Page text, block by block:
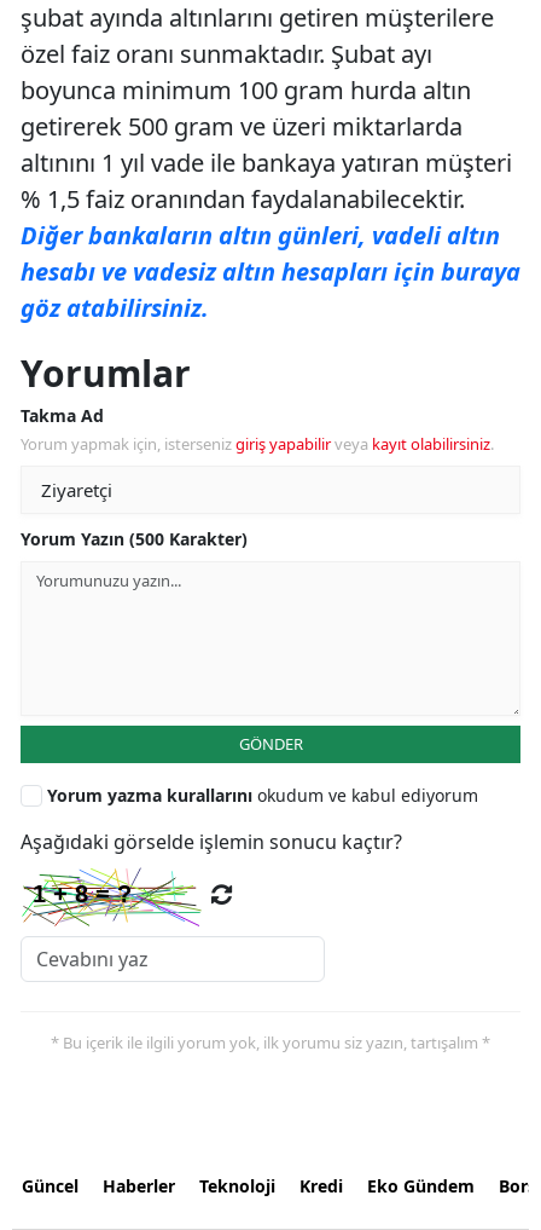
şubat ayında altınlarını getiren müşterilere
özel faiz oranı sunmaktadır. Şubat ayı
boyunca minimum 100 gram hurda altın
getirerek 500 gram ve üzeri miktarlarda
altınını 1 yıl vade ile bankaya yatıran müşteri
% 1,5 faiz oranından faydalanabilecektir.
Diğer bankaların altın günleri, vadeli altın
hesabı ve vadesiz altın hesapları için buraya
göz atabilirsiniz.
Yorumlar
Takma Ad
Yorum yapmak için, istersenizgiriş yapabilirveya kayıt olabilirsiniz.
Yorum Yazın (500 Karakter)
GÖNDER
Yorum yazma kurallarını okudum ve kabul ediyorum
Aşağıdaki görselde işlemin sonucu kaçtır?
* Bu içerik ile ilgili yorum yok, ilk yorumu siz yazın, tartışalım *
Güncel Haberler Teknoloji Kredi Eko Gündem